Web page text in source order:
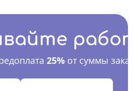
25% от суммы